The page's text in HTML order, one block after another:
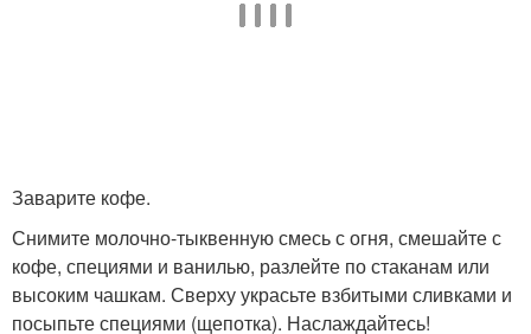
Заварите кофе.
Снимите молочно-тыквенную смесь с огня, смешайте с
кофе, специями и ванилью, разлейте по стаканам или
высоким чашкам. Сверху украсьте взбитыми сливками и
посыпьте специями (щепотка). Наслаждайтесь!